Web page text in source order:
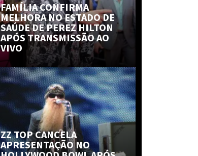
FAMÍLIA CONFIRMA
MELHORA NO ESTADO DE
SAÚDE DE PEREZ HILTON
APÓS TRANSMISSÃO AO
VIVO
ZZ TOP CANCELA
APRESENTAÇÃO NO